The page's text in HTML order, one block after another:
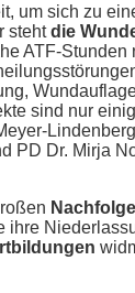
um sich zu
stehtdie
ATF-Stunden
sind nur
PD Dr. Mirja